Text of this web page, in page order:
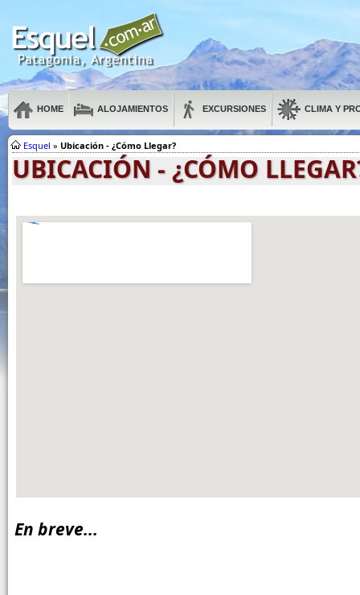
HOME ALOJAMIENTOS EXCURSIONES CLIMA Y
Esquel » Ubicación - ¿Cómo Llegar?
UBICACIÓN - ¿CÓMO
En breve...